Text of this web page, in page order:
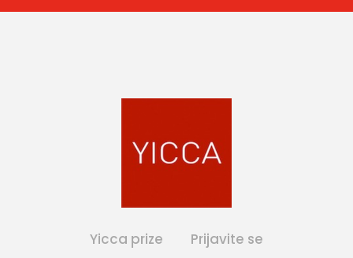
Yicca prize Prijavite se